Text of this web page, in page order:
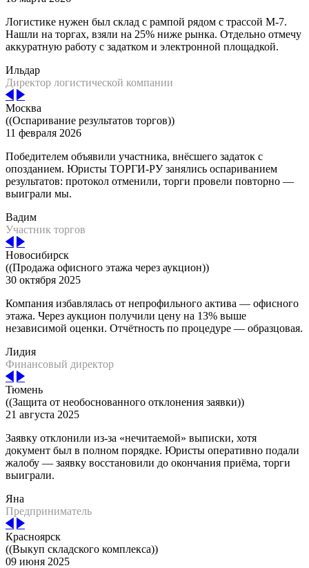
Логистике нужен был склад с рампой рядом с трассой М-7.
Нашли на торгах, взяли на 25% ниже рынка. Отдельно отмечу
аккуратную работу с задатком и электронной площадкой.
Ильдар
Директор логистической компании
Москва
((Оспаривание результатов торгов))
11 февраля 2026
Победителем объявили участника, внёсшего задаток с
опозданием. Юристы ТОРГИ-РУ занялись оспариванием
результатов: протокол отменили, торги провели повторно —
выиграли мы.
Вадим
Участник торгов
Новосибирск
((Продажа офисного этажа через аукцион))
30 октября 2025
Компания избавлялась от непрофильного актива — офисного
этажа. Через аукцион получили цену на 13% выше
независимой оценки. Отчётность по процедуре — образцовая.
Лидия
Финансовый директор
Тюмень
((Защита от необоснованного отклонения заявки))
21 августа 2025
Заявку отклонили из-за «нечитаемой» выписки, хотя
документ был в полном порядке. Юристы оперативно подали
жалобу — заявку восстановили до окончания приёма, торги
выиграли.
Яна
Предприниматель
Красноярск
((Выкуп складского комплекса))
09 июня 2025